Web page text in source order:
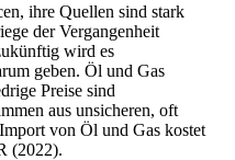
ihre Quellen sind stark
der Vergangenheit
wird es
geben. Öl und Gas
Preise sind
aus unsicheren, oft
von Öl und Gas kostet
(2022).